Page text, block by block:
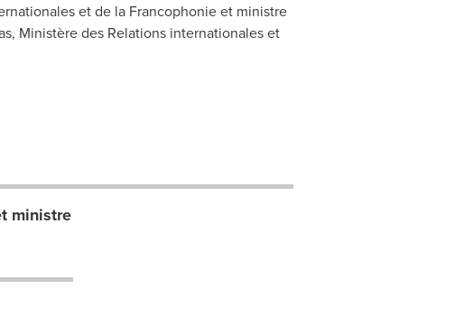
et de la Francophonie et ministre
Ministère des Relations internationales et
ministre